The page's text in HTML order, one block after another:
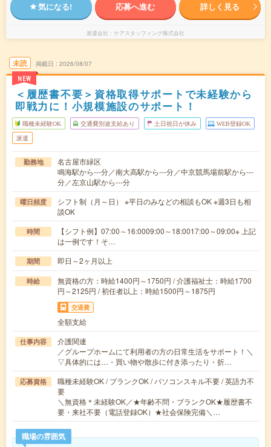
気になる! 応募へ進む 詳しく見る
派遣会社 ケアスタッフィング株式会社
未読
NEW
掲載日 2026/08/07
＜履歴書不要＞資格取得サポートで未経験から
即戦力に！小規模施設のサポート！
職種未経験OK 交通費別途支給あり 土日祝日が休み WEB登録OK
派遣
勤務地
名古屋市緑区
鳴海駅から---分／南大高駅から---分／中京競馬場前駅から---
分／左京山駅から---分
曜日頻度
シフト制（月～日） ※平日のみなどの相談もOK ※週3日も相
談OK
時間
【シフト例】07:00～16:0009:00～18:0017:00～09:00※ 上記
は一例です！そ…
期間 即日～2ヶ月以上
時給
無資格の方：時給1400円～1750円 / 介護福祉士：時給1700
円～2125円 / 初任者以上：時給1500円～1875円
交通費
全額支給
仕事内容
介護関連
／グループホームにて利用者の方の日常生活をサポート！＼
▽具体的には…・買い物や散歩に付き添ったり・折…
応募資格
職種未経験OK / ブランクOK / パソコンスキル不要 / 英語力不
要
＼無資格＊未経験OK／★年齢不問・ブランクOK★履歴書不
要・来社不要（電話登録OK）★社会保険完備＼…
職場の雰囲気